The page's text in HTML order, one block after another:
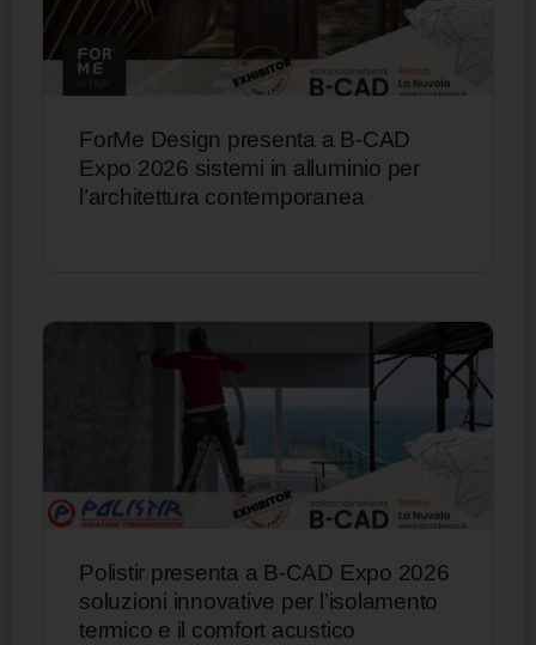
ForMe Design presenta a B-CAD
Expo 2026 sistemi in alluminio per
l’architettura contemporanea
Polistir presenta a B-CAD Expo 2026
soluzioni innovative per l’isolamento
termico e il comfort acustico